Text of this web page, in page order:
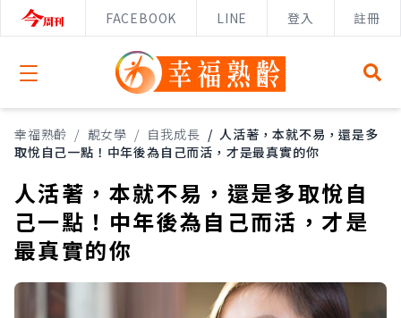
FACEBOOK LINE 登入 註冊
Open menu
幸福熟齡 / 靚女學 / 自我成長 / 人活著，本就不易，還是多
取悅自己一點！中年後為自己而活，才是最真實的你
人活著，本就不易，還是多取悅自
己一點！中年後為自己而活，才是
最真實的你